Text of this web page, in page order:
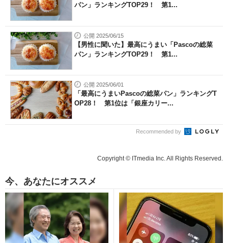
パン」ランキングTOP29！ 第1...
公開 2025/06/15
【男性に聞いた】最高にうまい「Pascoの総菜
パン」ランキングTOP29！ 第1...
公開 2025/06/01
「最高にうまいPascoの総菜パン」ランキングT
OP28！ 第1位は「銀座カリー...
Recommended by
Copyright © ITmedia Inc. All Rights Reserved.
今、あなたにオススメ